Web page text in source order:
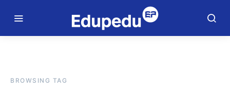
BROWSING TAG